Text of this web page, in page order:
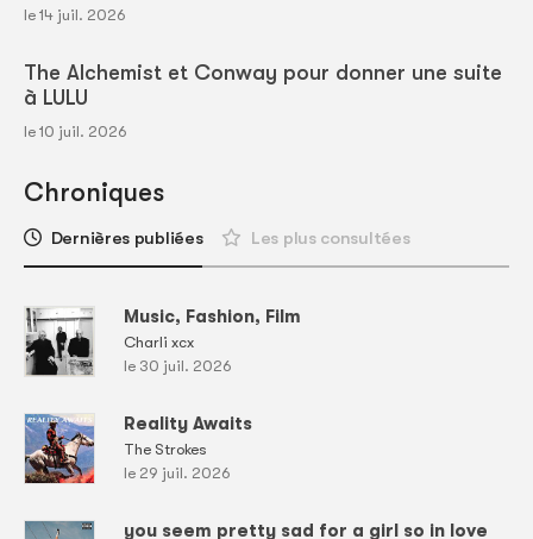
le 14 juil. 2026
The Alchemist et Conway pour donner une suite
à LULU
le 10 juil. 2026
Chroniques
Dernières publiées Les plus consultées
Music, Fashion, Film
Charli xcx
le 30 juil. 2026
Reality Awaits
The Strokes
le 29 juil. 2026
you seem pretty sad for a girl so in love